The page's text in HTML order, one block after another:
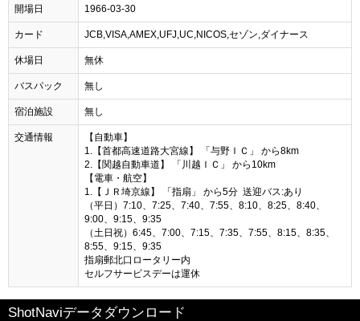
開場日 1966-03-30
カード JCB,VISA,AMEX,UFJ,UC,NICOS,セゾン,ダイナース
休場日 無休
バスパック 無し
宿泊施設 無し
交通情報
【自動車】
1.【首都高速道路大宮線】 「与野ＩＣ」 から8km
2.【関越自動車道】 「川越ＩＣ」 から10km
【電車・航空】
1.【ＪＲ埼京線】 「指扇」 から5分 送迎バス:あり
（平日）7:10、7:25、7:40、7:55、8:10、8:25、8:40、
9:00、9:15、9:35
（土日祝）6:45、7:00、7:15、7:35、7:55、8:15、8:35、
8:55、9:15、9:35
指扇郵北口ロータリー内
セルフサービスデーは運休
ShotNaviデータダウンロード